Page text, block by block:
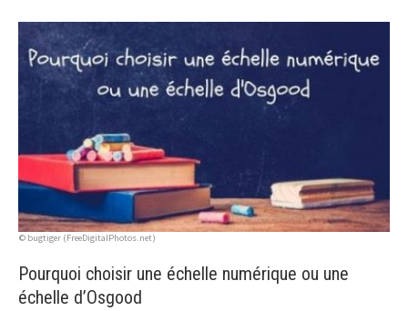
© bugtiger (FreeDigitalPhotos.net)
Pourquoi choisir une échelle numérique ou une
échelle d’Osgood